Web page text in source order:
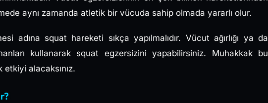
aynı zamanda atletik bir vücuda sahip olmada yararlı olur.
adına squat hareketi sıkça yapılmalıdır. Vücut ağırlığı ya da
kullanarak squat egzersizini yapabilirsiniz. Muhakkak bu
alacaksınız.